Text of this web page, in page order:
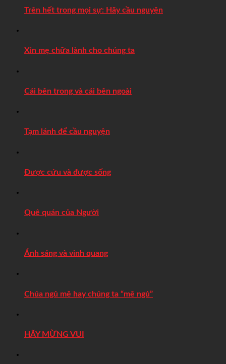
Trên hết trong mọi sự: Hãy cầu nguyện
Xin mẹ chữa lành cho chúng ta
Cái bên trong và cái bên ngoài
Tạm lánh để cầu nguyện
Được cứu và được sống
Quê quán của Người
Ánh sáng và vinh quang
Chúa ngủ mê hay chúng ta “mê ngủ”
HÃY MỪNG VUI